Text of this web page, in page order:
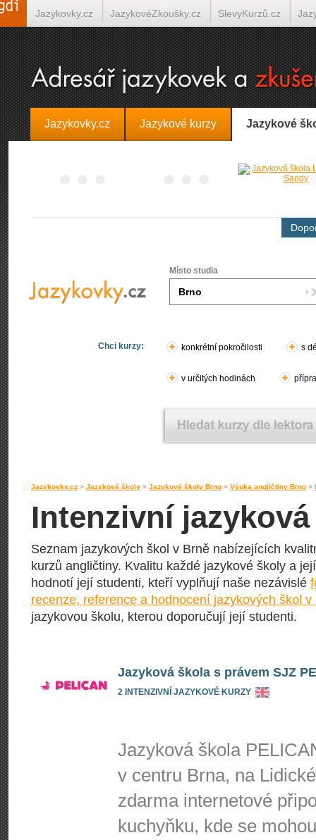
Jazykovky.cz Jazykové kurzy Jazykové
Místo studia
Chci kurzy: konkrétní pokročilosti s
v určitých hodinách
Jazykovky.cz > Jazykové školy > Jazykové školy Brno > Výuka angličtiny Brno >
Intenzivní
Seznam jazykových škol v Brně nabízejících
kurzů angličtiny. Kvalitu každé jazykové školy a
hodnotí její studenti, kteří vyplňují naše nezávislé
recenze, reference a hodnocení jazykových škol v
jazykovou školu, kterou doporučují její studenti.
Jazyková škola s právem SJZ
2 INTENZIVNÍ JAZYKOVÉ KURZY
Jazyková škola
v centru Brna, na
zdarma internetové
kuchyňku, kde se
Jazykovky.cz JazykovéZkoušky.cz SlevyKurzů.cz
Španělština on-line Italština on-line Tlumočení-